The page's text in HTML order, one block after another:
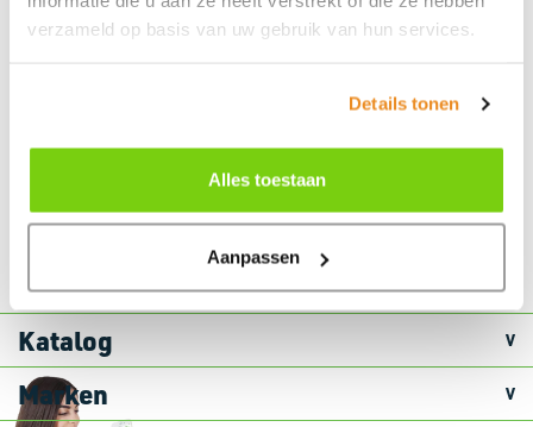
verzameld op basis van uw gebruik van hun services.
Details tonen
Alles toestaan
Aanpassen
Haben Sie Fragen?
KontaktierenSie unsere Experten!
Ma. durch fr. 8.30 bis 17.00 Uhr
Katalog
Marken